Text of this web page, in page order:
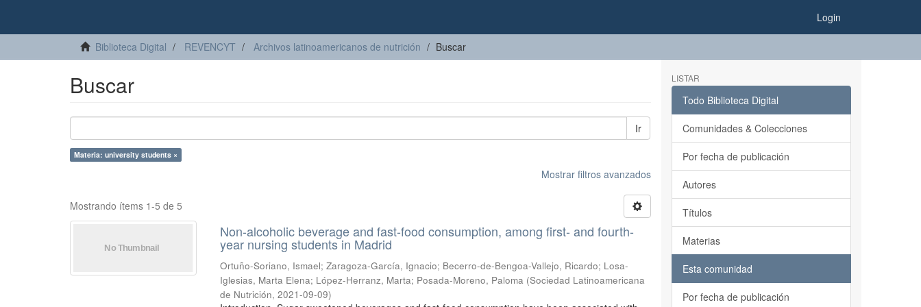
Login
Biblioteca Digital REVENCYT Archivos latinoamericanos de nutrición Buscar
Buscar
Ir
Materia: university students ×
Mostrar filtros avanzados
Mostrando ítems 1-5 de 5
Non-alcoholic beverage and fast-food consumption, among first- and fourth-
year nursing students in Madrid
Ortuño-Soriano, Ismael;Zaragoza-García, Ignacio; Becerro-de-Bengoa-Vallejo, Ricardo; Losa-
Iglesias, Marta Elena; López-Herranz, Marta; Posada-Moreno, Paloma (Sociedad Latinoamericana
de Nutrición,2021-09-09)
LISTAR
Todo Biblioteca Digital
Comunidades & Colecciones
Por fecha de publicación
Autores
Títulos
Materias
Esta comunidad
Por fecha de publicación